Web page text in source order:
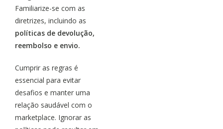
Familiarize-se com as
diretrizes, incluindo as
políticas de devolução,
reembolso e envio.
Cumprir as regras é
essencial para evitar
desafios e manter uma
relação saudável com o
marketplace. Ignorar as